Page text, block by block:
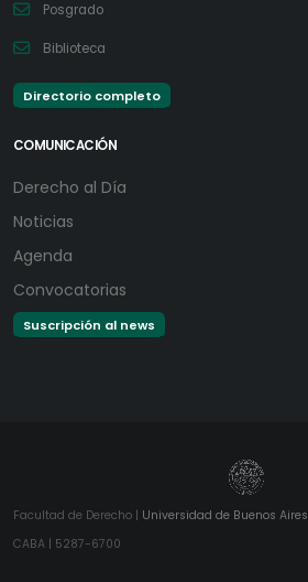
Posgrado
Biblioteca
Directorio completo
COMUNICACIÓN
Derecho al Día
Noticias
Agenda
Convocatorias
Suscripción al news
Facultad de Derecho | Universidad de Buenos Aires
CABA | 5287-6700